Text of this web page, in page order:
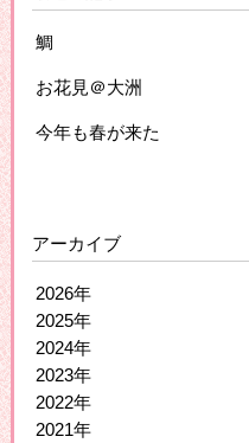
鯛
お花見＠大洲
今年も春が来た
アーカイブ
2026年
2025年
2024年
2023年
2022年
2021年